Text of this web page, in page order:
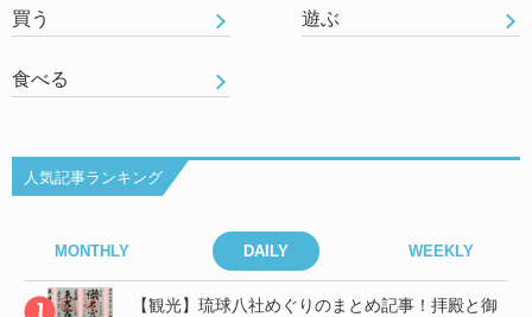
買う 遊ぶ
食べる
人気記事ランキング
MONTHLY DAILY WEEKLY
【観光】琉球八社めぐりのまとめ記事！拝殿と御